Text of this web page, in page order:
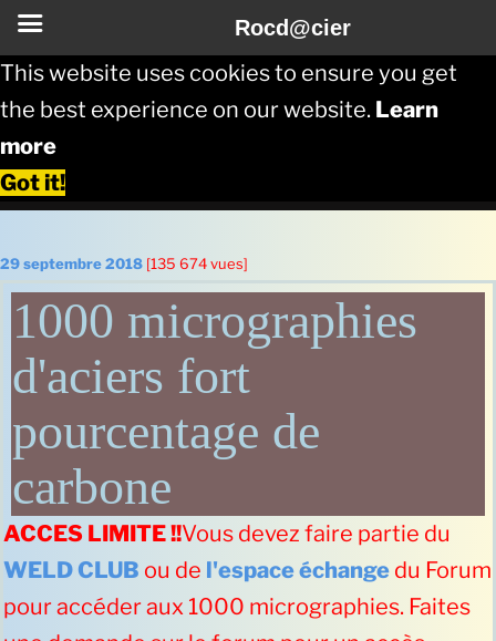
This website uses cookies to ensure you get
the best experience on our website. Learn
more
Got it!
Aller
au
contenu
principal
29 septembre 2018 [135 674 vues]
1000 micrographies
d'aciers fort
pourcentage de
carbone
ACCES LIMITE !!Vous devez faire partie du
WELD CLUB ou de l'espace échange du Forum
pour accéder aux 1000 micrographies. Faites
Rocd@cier